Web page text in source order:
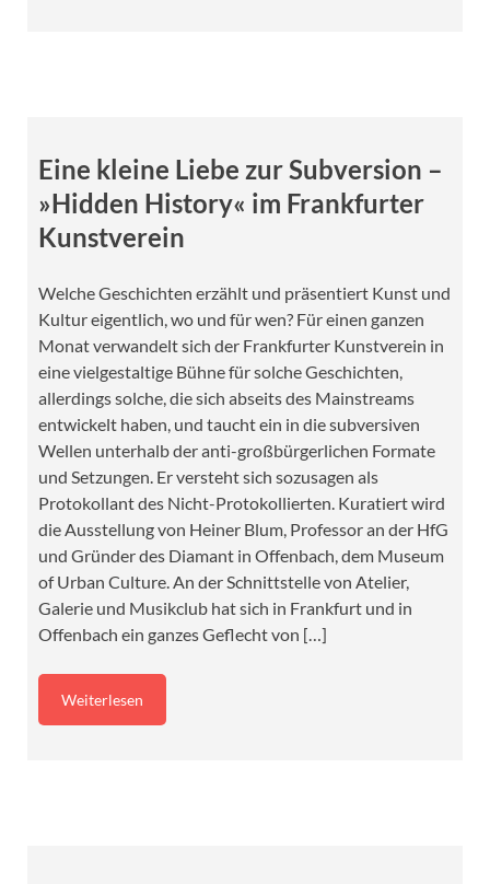
Eine kleine Liebe zur Subversion –
»Hidden History« im Frankfurter
Kunstverein
Welche Geschichten erzählt und präsentiert Kunst und
Kultur eigentlich, wo und für wen? Für einen ganzen
Monat verwandelt sich der Frankfurter Kunstverein in
eine vielgestaltige Bühne für solche Geschichten,
allerdings solche, die sich abseits des Mainstreams
entwickelt haben, und taucht ein in die subversiven
Wellen unterhalb der anti-großbürgerlichen Formate
und Setzungen. Er versteht sich sozusagen als
Protokollant des Nicht-Protokollierten. Kuratiert wird
die Ausstellung von Heiner Blum, Professor an der HfG
und Gründer des Diamant in Offenbach, dem Museum
of Urban Culture. An der Schnittstelle von Atelier,
Galerie und Musikclub hat sich in Frankfurt und in
Offenbach ein ganzes Geflecht von […]
Weiterlesen